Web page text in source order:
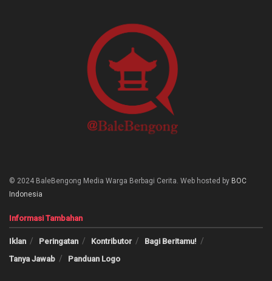
© 2024 BaleBengong Media Warga Berbagi Cerita. Web hosted by BOC
Indonesia
Informasi Tambahan
Iklan Peringatan Kontributor
Bagi Beritamu!
Tanya Jawab
Panduan Logo